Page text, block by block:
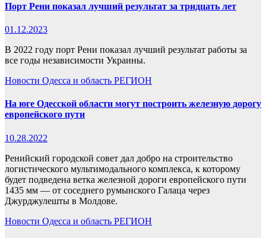
Порт Рени показал лучший результат за тридцать лет
01.12.2023
В 2022 году порт Рени показал лучший результат работы за
все годы независимости Украины.
Новости Одесса и область РЕГИОН
На юге Одесской области могут построить железную дорогу
европейского пути
10.28.2022
Ренийский городской совет дал добро на строительство
логистического мультимодального комплекса, к которому
будет подведена ветка железной дороги европейского пути
1435 мм — от соседнего румынского Галаца через
Джурджулешты в Молдове.
Новости Одесса и область РЕГИОН